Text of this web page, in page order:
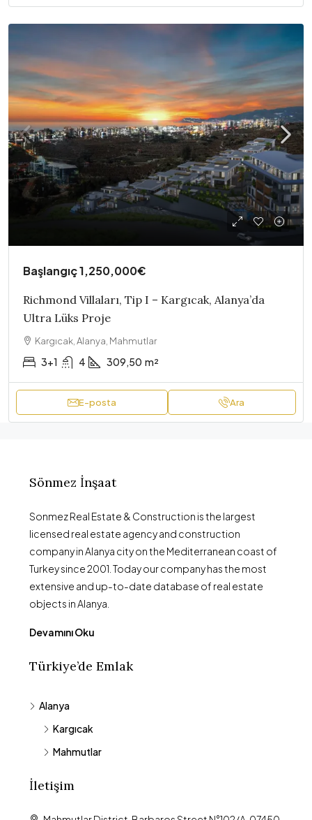
Başlangıç1,250,000€
Richmond Villaları, Tip I – Kargıcak, Alanya’da
Ultra Lüks Proje
Kargıcak, Alanya, Mahmutlar
3+1 4 309,50 m²
E-posta Ara
Sönmez İnşaat
Sonmez Real Estate & Construction is the largest
licensed real estate agency and construction
company in Alanya city on the Mediterranean coast of
Turkey since 2001. Today our company has the most
extensive and up-to-date database of real estate
objects in Alanya.
Devamını Oku
Türkiye’de Emlak
Alanya
Kargıcak
Mahmutlar
İletişim